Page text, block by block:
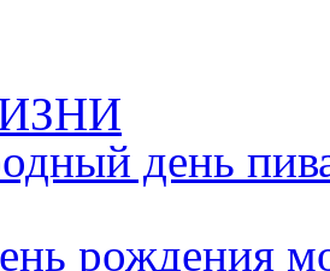
день
рождения